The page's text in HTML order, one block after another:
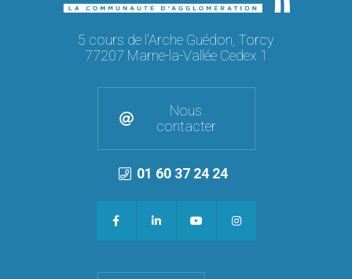
5 cours de l'Arche Guédon, Torcy
77207 Marne-la-Vallée Cedex 1
Nous
contacter
01 60 37 24 24